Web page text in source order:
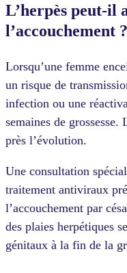
L’herpès peut-il
l’accouchement ?
Lorsqu’une femme
un risque de
infection ou une
semaines de
près l’évolution.
Une consultation
traitement antiviraux
l’accouchement par
des plaies herpétiques
génitaux à la fin de la